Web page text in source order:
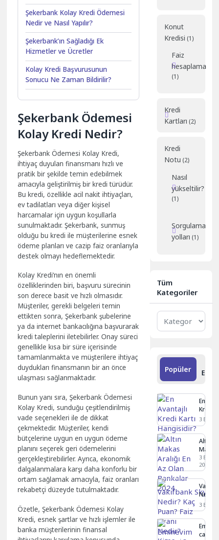
Şekerbank Kolay Kredi Ödemesi
Nedir ve Nasıl Yapılır?
Şekerbank’ın Sağladığı Ek
Hizmetler ve Ücretler
Kolay Kredi Başvurusunun
Sonucu Ne Zaman Bildirilir?
Şekerbank Ödemesi
Kolay Kredi Nedir?
Şekerbank Ödemesi Kolay Kredi,
ihtiyaç duyulan finansmanı hızlı ve
pratik bir şekilde temin edebilmek
amacıyla geliştirilmiş bir kredi türüdür.
Bu kredi, özellikle acil nakit ihtiyaçları,
ev tadilatları veya diğer kişisel
harcamalar için uygun koşullarla
sunulmaktadır. Şekerbank, sunmuş
olduğu bu kredi ile müşterilerine esnek
ödeme planları ve cazip faiz oranlarıyla
destek olmayı hedeflemektedir.
Kolay Kredi’nın en önemli
özelliklerinden biri, başvuru sürecinin
son derece basit ve hızlı olmasıdır.
Müşteriler, gerekli belgeleri temin
ettikten sonra, Şekerbank şubelerine
ya da internet bankacılığına başvurarak
kredi taleplerini iletebilirler. Onay süreci
genellikle kısa bir süre içerisinde
tamamlanmakta ve müşterilere ihtiyaç
duydukları finansmanın bir an önce
ulaşması sağlanmaktadır.
Bunun yanı sıra, Şekerbank Ödemesi
Kolay Kredi, sunduğu çeşitlendirilmiş
vade seçenekleri ile de dikkat
çekmektedir. Müşteriler, kendi
bütçelerine uygun en uygun ödeme
planını seçerek geri ödemelerini
gerçekleştirebilirler. Ayrıca, ekonomik
dalgalanmalara karşı daha konforlu bir
ortam sağlamak amacıyla, faiz oranları
rekabetçi düzeyde tutulmaktadır.
Özetle, Şekerbank Ödemesi Kolay
Kredi, esnek şartlar ve hızlı işlemler ile
banka müşterilerinin finansal
Konut
Kredisi (1)
Faiz
hesaplama
(1)
Kredi
Kartları (2)
Kredi
Notu (2)
Nasıl
yükseltilir?
(1)
Sorgulama
yolları (1)
Tüm
Kategoriler
Tüm
Kategoriler
Popüler
En
Kredi
3 Eylül
Altın
Makas
Aralığı
En Az
2024
3 Eylül
2024
Nedir?
Faiz
Kime
3 Eylül
caiz